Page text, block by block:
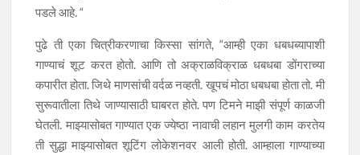
पडले आहे. “
पुढे ती एका चित्रीकरणाचा किस्सा सांगते, “आम्ही एका धबधब्यापाशी
गाण्याचं शूट करत होतो. आणि तो अक्राळविक्राळ धबधबा डोंगराच्या
कपारीत होता. जिथे माणसांची वर्दळ नव्हती. खूपचं मोठा धबधबा होता तो. मी
सुरूवातीला तिथे जाण्यासाठी घाबरत होते. पण टिमने माझी संपूर्ण काळजी
घेतली. माझ्यासोबत गाण्यात एक ज्येष्ठा नावाची लहान मुलगी काम करतेय
ती सुद्धा माझ्यासोबत शूटिंग लोकेशनवर आली होती. आम्हाला गाण्याच्या